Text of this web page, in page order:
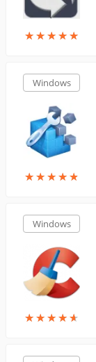
★★★★★
★★★★★
Windows
★★★★★
★★★★★
Windows
★★★★★
★★★★★